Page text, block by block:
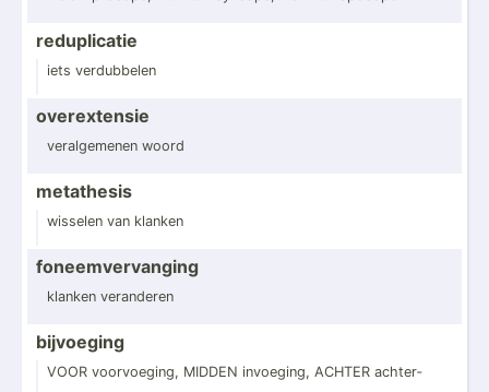
redupl­icatie
iets verdub­belen
overex­tensie
veralg­emenen woord
metathesis
wisselen van klanken
foneem­ver­vanging
klanken veranderen
bijvoeging
VOOR voorvo­eging, MIDDEN invoeging, ACHTER achter­